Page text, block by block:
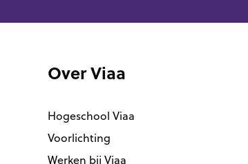
Over Viaa
Hogeschool Viaa
Voorlichting
Werken bij Viaa